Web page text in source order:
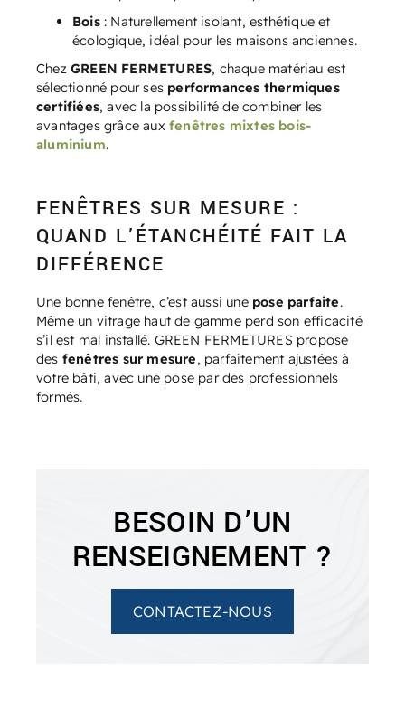
Bois: Naturellement isolant, esthétique et
écologique, idéal pour les maisons anciennes.
Chez GREEN FERMETURES, chaque matériau est
sélectionné pour ses performances thermiques
certifiées, avec la possibilité de combiner les
avantages grâce aux fenêtres mixtes bois-
aluminium.
FENÊTRES SUR MESURE :
QUAND L’ÉTANCHÉITÉ FAIT LA
DIFFÉRENCE
Une bonne fenêtre, c’est aussi une pose parfaite.
Même un vitrage haut de gamme perd son efficacité
s’il est mal installé. GREEN FERMETURES propose
des fenêtres sur mesure, parfaitement ajustées à
votre bâti, avec une pose par des professionnels
formés.
BESOIN D’UN
RENSEIGNEMENT ?
CONTACTEZ-NOUS